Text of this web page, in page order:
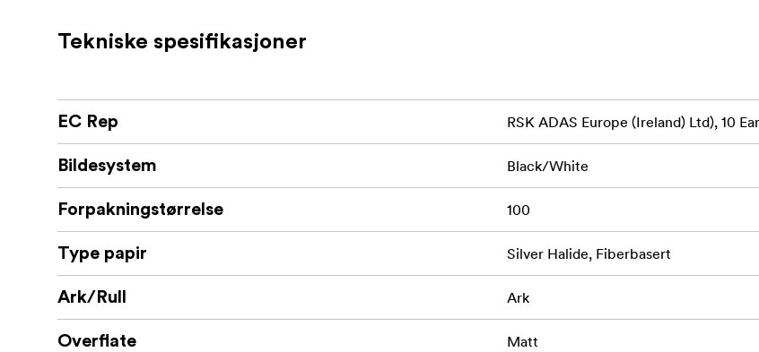
Tekniske spesifikasjoner
EC Rep RSK ADAS Europe (Ireland) Ltd), 10
Bildesystem Black/White
Forpakningstørrelse 100
Type papir Silver Halide, Fiberbasert
Ark/Rull Ark
Overflate Matt